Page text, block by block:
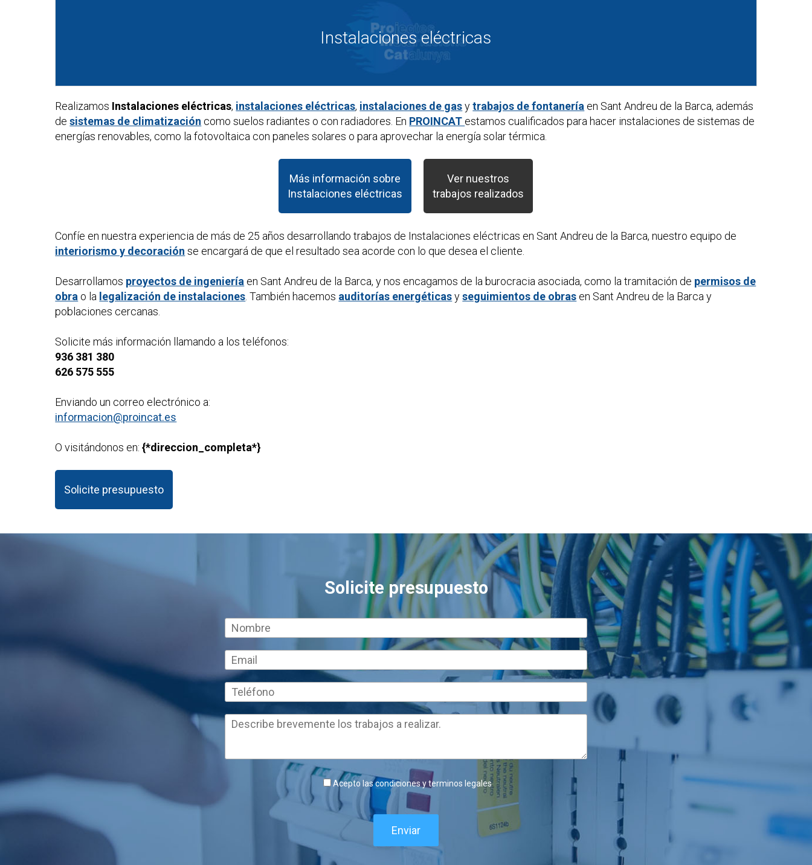
Instalaciones eléctricas
Realizamos Instalaciones eléctricas, instalaciones eléctricas, instalaciones de gasytrabajos de fontanería en Sant Andreu de la Barca, además
desistemas de climatización como suelos radiantes o con radiadores. En PROINCAT estamos cualificados para hacer instalaciones de sistemas de
energías renovables, como la fotovoltaica con paneles solares o para aprovechar la energía solar térmica.
Más información sobre
Instalaciones eléctricas
Ver nuestros
trabajos realizados
Confíe en nuestra experiencia de más de 25 años desarrollando trabajos de Instalaciones eléctricas en Sant Andreu de la Barca, nuestro equipo de
interiorismo y decoración se encargará de que el resultado sea acorde con lo que desea el cliente.
Desarrollamos proyectos de ingeniería en Sant Andreu de la Barca, y nos encagamos de la burocracia asociada, como la tramitación de permisos de
obra o la legalización de instalaciones . También hacemos auditorías energéticasyseguimientos de obras en Sant Andreu de la Barca y
poblaciones cercanas.
Solicite más información llamando a los teléfonos:
936 381 380
626 575 555
Enviando un correo electrónico a:
informacion@proincat.es
O visitándonos en:{*direccion_completa*}
Solicite presupuesto
Solicite presupuesto
Acepto las condiciones y terminos legales
Enviar